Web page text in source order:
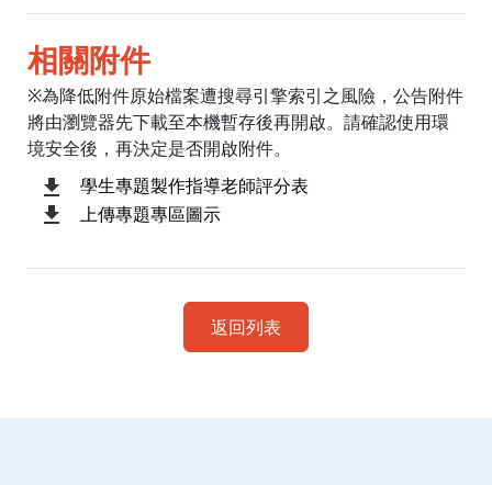
相關附件
※為降低附件原始檔案遭搜尋引擎索引之風險，公告附件
將由瀏覽器先下載至本機暫存後再開啟。請確認使用環
境安全後，再決定是否開啟附件。
學生專題製作指導老師評分表
上傳專題專區圖示
返回列表